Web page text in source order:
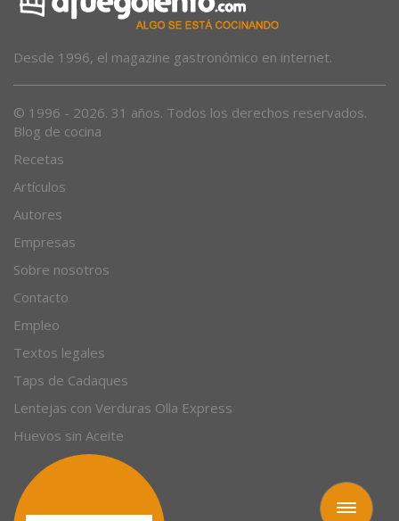
Toggle
Desde 1996, el magazine gastronómico en internet.
© 1996 - 2026. 31 años. Todos los derechos reservados.
Blog de cocina
Recetas
Artículos
Autores
Empresas
Sobre nosotros
Contacto
Empleo
Textos legales
Taps de Cadaques
Lentejas con Verduras Olla Express
Huevos sin Aceite